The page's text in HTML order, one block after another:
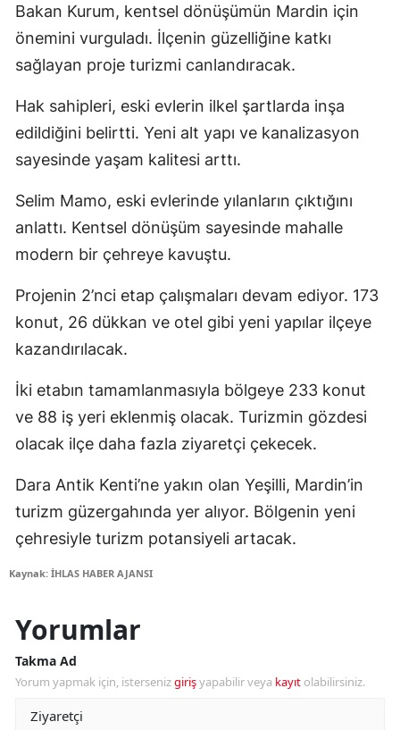
Bakan Kurum, kentsel dönüşümün Mardin için
önemini vurguladı. İlçenin güzelliğine katkı
sağlayan proje turizmi canlandıracak.
Hak sahipleri, eski evlerin ilkel şartlarda inşa
edildiğini belirtti. Yeni alt yapı ve kanalizasyon
sayesinde yaşam kalitesi arttı.
Selim Mamo, eski evlerinde yılanların çıktığını
anlattı. Kentsel dönüşüm sayesinde mahalle
modern bir çehreye kavuştu.
Projenin 2’nci etap çalışmaları devam ediyor. 173
konut, 26 dükkan ve otel gibi yeni yapılar ilçeye
kazandırılacak.
İki etabın tamamlanmasıyla bölgeye 233 konut
ve 88 iş yeri eklenmiş olacak. Turizmin gözdesi
olacak ilçe daha fazla ziyaretçi çekecek.
Dara Antik Kenti’ne yakın olan Yeşilli, Mardin’in
turizm güzergahında yer alıyor. Bölgenin yeni
çehresiyle turizm potansiyeli artacak.
Kaynak: İHLAS HABER AJANSI
Yorumlar
Takma Ad
Yorum yapmak için, istersenizgirişyapabilir veya kayıt olabilirsiniz.